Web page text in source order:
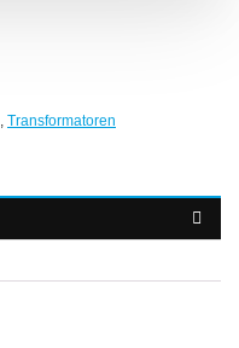
, Transformatoren